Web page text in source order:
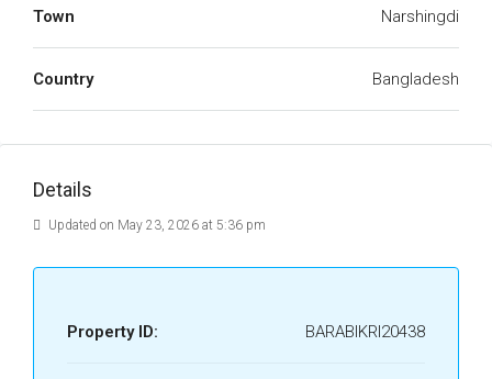
Town Narshingdi
Country Bangladesh
Details
Updated on May 23, 2026 at 5:36 pm
Property ID: BARABIKRI20438